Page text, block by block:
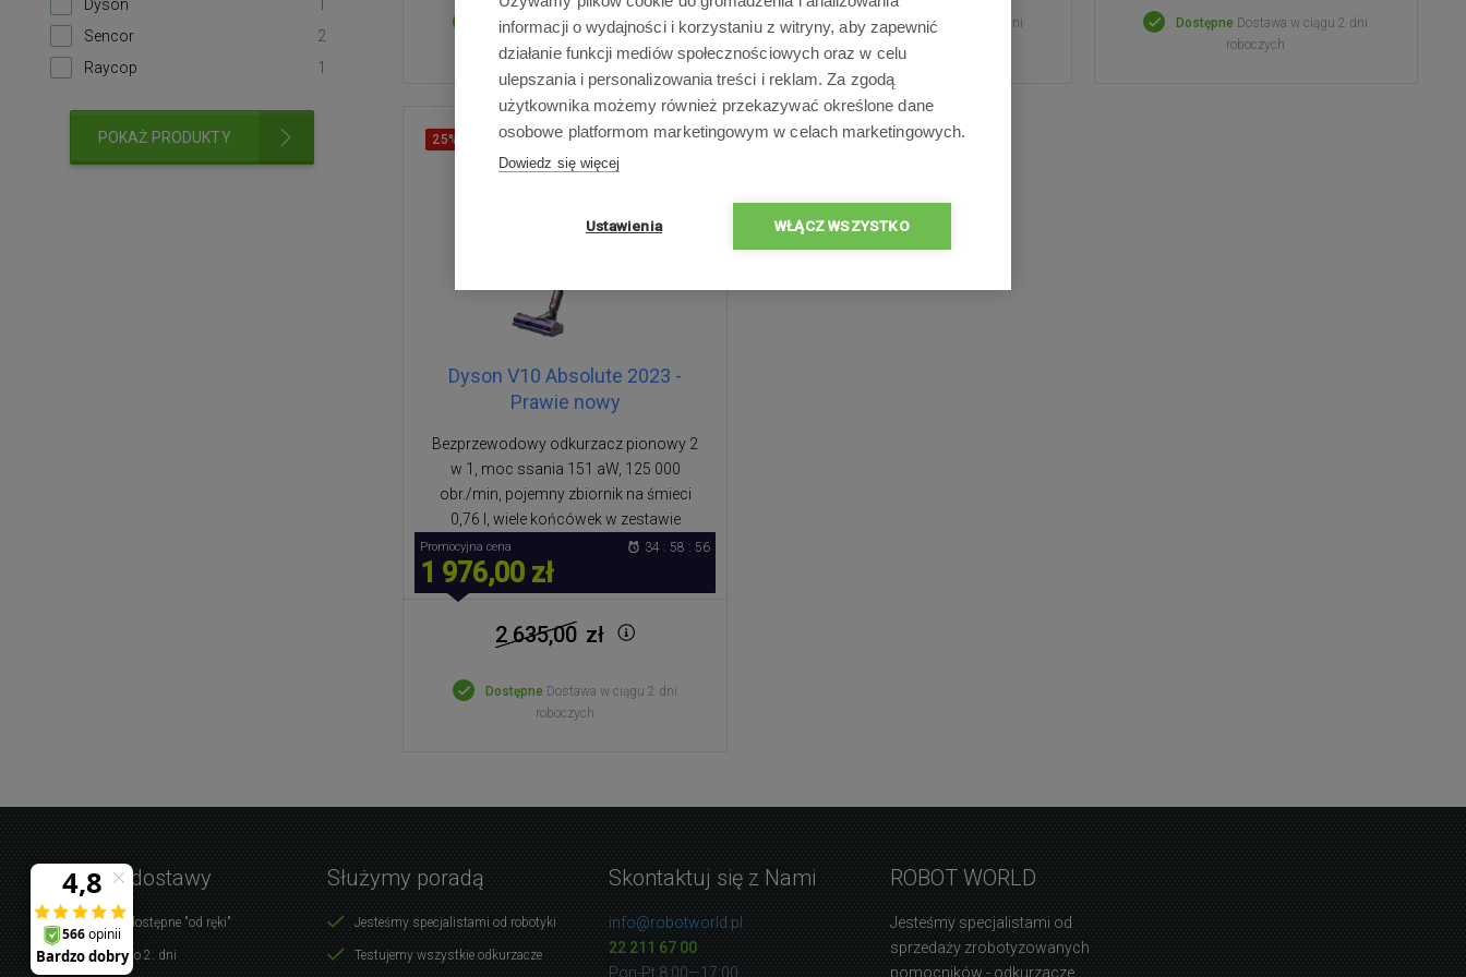
Dostępne Dostawa w ciągu 2 dni
roboczych
Dostępne Dostawa w ciągu 2 dni
roboczych
Dostępne Dostawa w ciągu 2 dni
roboczych
Dyson V10 Absolute 2023 -
Prawie nowy
Bezprzewodowy odkurzacz pionowy 2
w 1, moc ssania 151 aW, 125 000
obr./min, pojemny zbiornik na śmieci
0,76 l, wiele końcówek w zestawie
25% ZNIŻKI
Promocyjna cena
1 976,00 zł
34 : 58 : 56
2 635,00 zł
Dostępne Dostawa w ciągu 2 dni
roboczych
Dyson
1
Sencor
2
Raycop
1
POKAŻ PRODUKTY
Warunki dostawy
Produkty dostępne "od ręki"
Dostawa do 2. dni
Służymy poradą
Jesteśmy specjalistami od robotyki
Testujemy wszystkie odkurzacze
Skontaktuj się z Nami
info@robotworld.pl
22 211 67 00
Pon-Pt 8:00—17:00
ROBOT WORLD
Jesteśmy specjalistami od
sprzedaży zrobotyzowanych
pomocników - odkurzacze
informacji o wydajności i korzystaniu z witryny, aby zapewnić
działanie funkcji mediów społecznościowych oraz w celu
ulepszania i personalizowania treści i reklam. Za zgodą
użytkownika możemy również przekazywać określone dane
osobowe platformom marketingowym w celach marketingowych.
Dowiedz się więcej
Ustawienia WŁĄCZ WSZYSTKO